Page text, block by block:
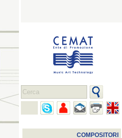
COMPOSITORI